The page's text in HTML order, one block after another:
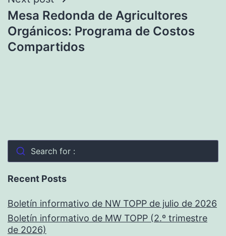
Mesa Redonda de Agricultores
Orgánicos: Programa de Costos
Compartidos
Search for :
Recent Posts
Boletín informativo de NW TOPP de julio de 2026
Boletín informativo de MW TOPP (2.º trimestre
de 2026)